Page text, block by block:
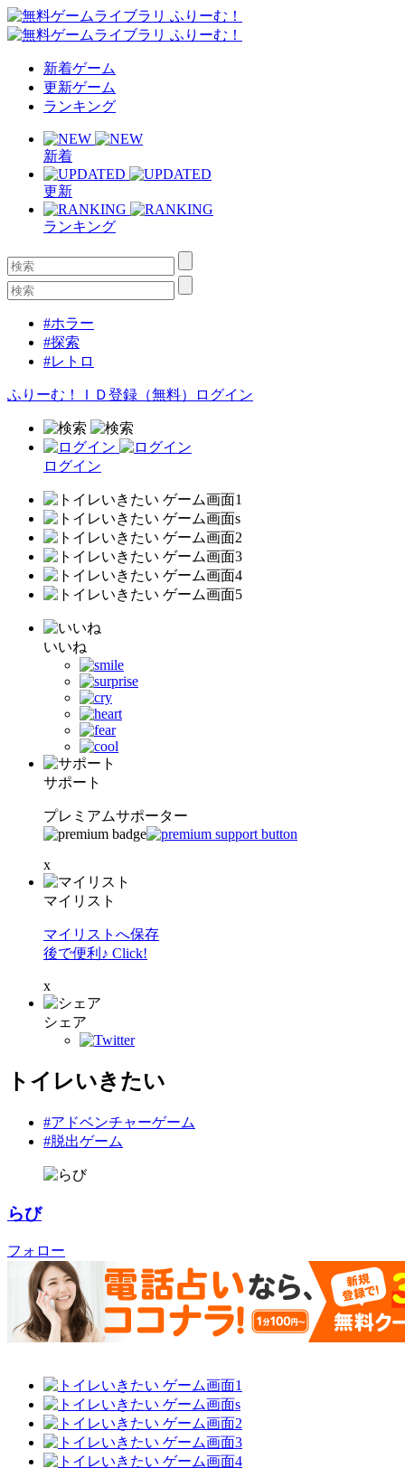
新着ゲーム
更新ゲーム
ランキング
新着
更新
ランキング
#ホラー
#探索
#レトロ
ふりーむ！ＩＤ登録（無料） ログイン
ログイン
いいね
サポート
プレミアムサポーター
x
マイリスト
マイリストへ保存
後で便利♪ Click!
x
シェア
トイレいきたい
#アドベンチャーゲーム
#脱出ゲーム
らび
フォロー